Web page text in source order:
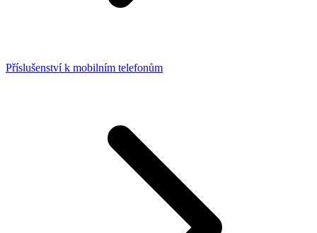
Příslušenství k mobilním telefonům